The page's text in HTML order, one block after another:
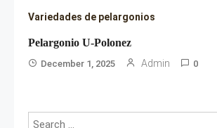
Variedades de pelargonios
Pelargonio U-Polonez
December 1, 2025 Admin 0